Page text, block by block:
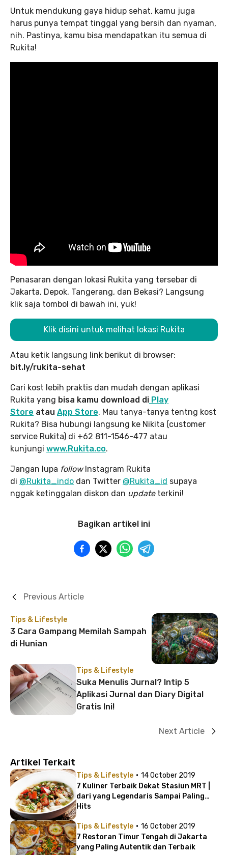
Untuk mendukung gaya hidup sehat, kamu juga
harus punya tempat tinggal yang bersih dan nyaman,
nih. Pastinya, kamu bisa mendapatkan itu semua di
Rukita!
Penasaran dengan lokasi Rukita yang tersebar di
Jakarta, Depok, Tangerang, dan Bekasi? Langsung
klik saja tombol di bawah ini, yuk!
Klik disini untuk melihat lokasi Rukita
Atau ketik langsung link berikut di browser:
bit.ly/rukita-sehat
Cari kost lebih praktis dan mudah dengan aplikasi
Rukita yang bisa kamu download di Play
Store atau App Store. Mau tanya-tanya tentng kost
Rukita? Bisa hubungi langsung ke Nikita (customer
service Rukita) di +62 811-1546-477 atau
kunjungi www.Rukita.co.
Jangan lupa followInstagram Rukita
di @Rukita_indo dan Twitter @Rukita_id supaya
nggak ketinggalan diskon dan update terkini!
Bagikan artikel ini
Tips & Lifestyle
3 Cara Gampang Memilah Sampah
di Hunian
Previous Article
Tips & Lifestyle
Suka Menulis Jurnal? Intip 5
Aplikasi Jurnal dan Diary Digital
Gratis Ini!
Next Article
Artikel Terkait
Tips & Lifestyle · 14 October 2019
7 Kuliner Terbaik Dekat Stasiun MRT |
dari yang Legendaris Sampai Paling
Hits
Tips & Lifestyle · 16 October 2019
7 Restoran Timur Tengah di Jakarta
yang Paling Autentik dan Terbaik